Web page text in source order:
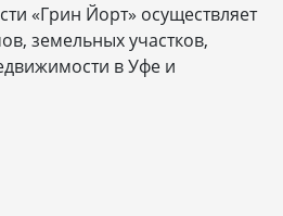
«Грин Йорт» осуществляет
земельных участков,
в Уфе и